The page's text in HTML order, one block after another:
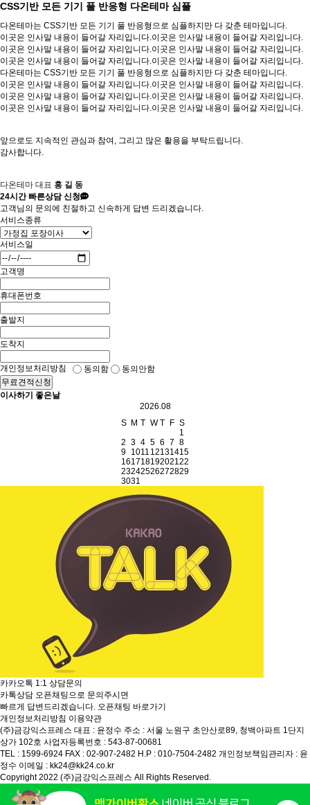
CSS기반 모든 기기 풀 반응형 다온테마 심플
다온테마는 CSS기반 모든 기기 풀 반응형으로 심플하지만 다 갖춘 테마입니다.
이곳은 인사말 내용이 들어갈 자리입니다.이곳은 인사말 내용이 들어갈 자리입니다.
이곳은 인사말 내용이 들어갈 자리입니다.이곳은 인사말 내용이 들어갈 자리입니다.
이곳은 인사말 내용이 들어갈 자리입니다.이곳은 인사말 내용이 들어갈 자리입니다.
다온테마는 CSS기반 모든 기기 풀 반응형으로 심플하지만 다 갖춘 테마입니다.
이곳은 인사말 내용이 들어갈 자리입니다.이곳은 인사말 내용이 들어갈 자리입니다.
이곳은 인사말 내용이 들어갈 자리입니다.이곳은 인사말 내용이 들어갈 자리입니다.
이곳은 인사말 내용이 들어갈 자리입니다.이곳은 인사말 내용이 들어갈 자리입니다.
앞으로도 지속적인 관심과 참여, 그리고 많은 활용을 부탁드립니다.
감사합니다.
다온테마 대표 홍 길 동
24시간빠른상담 신청
고객님의 문의에 친절하고 신속하게 답변 드리겠습니다.
서비스종류
서비스일
고객명
휴대폰번호
출발지
도착지
개인정보처리방침 동의함
동의안함
무료견적신청
이사하기 좋은날
2026.08
S M T W T F S
1
2 3 4 5 6 7 8
9 1011 12131415
161718192021 22
23242526272829
3031
카카오톡 1:1 상담문의
카톡상담 오픈채팅으로 문의주시면
빠르게 답변드리겠습니다. 오픈채팅 바로가기
개인정보처리방침 이용약관
(주)금강익스프레스 대표 : 윤정수 주소 : 서울 노원구 초안산로89, 청백아파트 1단지
상가 102호 사업자등록번호 : 543-87-00681
TEL : 1599-6924 FAX : 02-907-2482 H.P : 010-7504-2482 개인정보책임관리자 : 윤
정수 이메일 : kk24@kk24.co.kr
Copyright 2022 (주)금강익스프레스 All Rights Reserved.